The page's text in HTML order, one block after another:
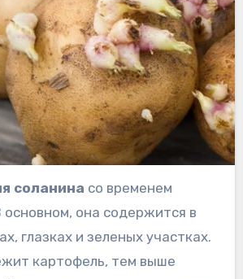
соланина со временем
она содержится в
глазках и зеленых участках.
картофель, тем выше